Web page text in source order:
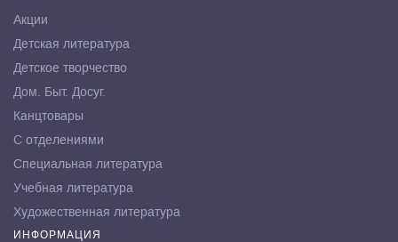
Акции
Детская литература
Детское творчество
Дом. Быт. Досуг.
Канцтовары
С отделениями
Специальная литература
Учебная литература
Художественная литература
ИНФОРМАЦИЯ